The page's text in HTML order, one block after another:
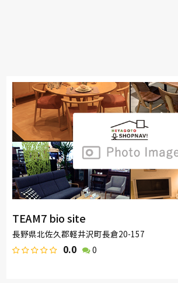
TEAM7 bio site
長野県北佐久郡軽井沢町長倉20-157
0.0 0